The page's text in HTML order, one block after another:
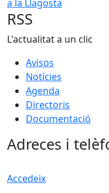
RSS
L'actualitat a un clic
Avisos
Notícies
Agenda
Directoris
Documentació
Adreces i
Accedeix